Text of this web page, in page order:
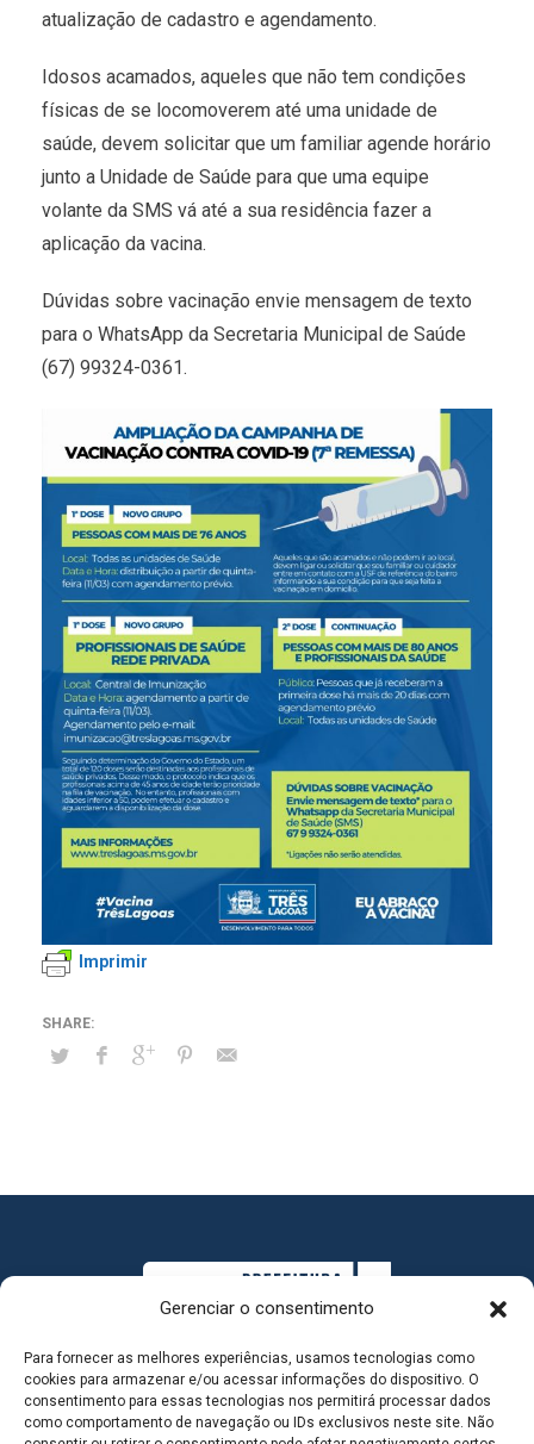
Gerenciar o consentimento
Para fornecer as melhores experiências, usamos tecnologias como
cookies para armazenar e/ou acessar informações do dispositivo. O
consentimento para essas tecnologias nos permitirá processar dados
como comportamento de navegação ou IDs exclusivos neste site. Não
atualização de cadastro e agendamento.
Idosos acamados, aqueles que não tem condições
físicas de se locomoverem até uma unidade de
saúde, devem solicitar que um familiar agende horário
junto a Unidade de Saúde para que uma equipe
volante da SMS vá até a sua residência fazer a
aplicação da vacina.
Dúvidas sobre vacinação envie mensagem de texto
para o WhatsApp da Secretaria Municipal de Saúde
(67) 99324-0361.
Imprimir